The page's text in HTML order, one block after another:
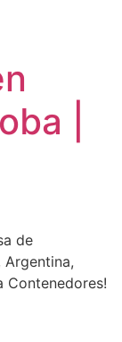
|
de
Contenedores!